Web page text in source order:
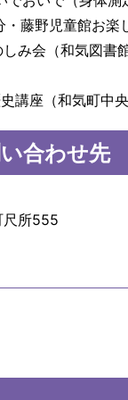
藤野児童館お
み会（和気図書
講座（和気町中
合わせ先
所555